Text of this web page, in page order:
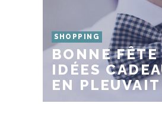
SHOPPING
BONNE FÊTE
IDÉES
EN